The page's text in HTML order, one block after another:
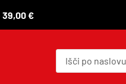
39,00 €
P
o